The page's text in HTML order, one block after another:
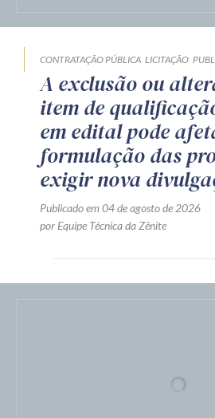
CONTRATAÇÃO PÚBLICA LICITAÇÃO
A exclusão ou
item de
em edital pode
formulação das
exigir nova
Publicado em 04 de agosto de 2026
por Equipe Técnica da Zênite